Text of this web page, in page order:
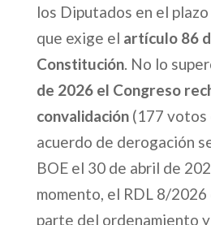
los Diputados en el
que exige el artículo 86
Constitución. No lo
de 2026 el Congreso
convalidación(177 votos
acuerdo de derogación
BOE el 30 de abril de
momento, el RDL 8/
parte del ordenamiento